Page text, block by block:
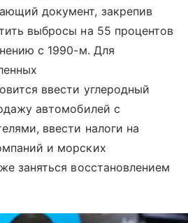
документ, закрепив
выбросы на 55 процентов
с 1990-м. Для
ввести углеродный
автомобилей с
ввести налоги на
и морских
заняться восстановлением